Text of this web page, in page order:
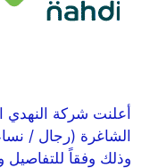
أعلنت شركة النهدي
الشاغرة (رجال /
وذلك وفقاً للتفاصيل